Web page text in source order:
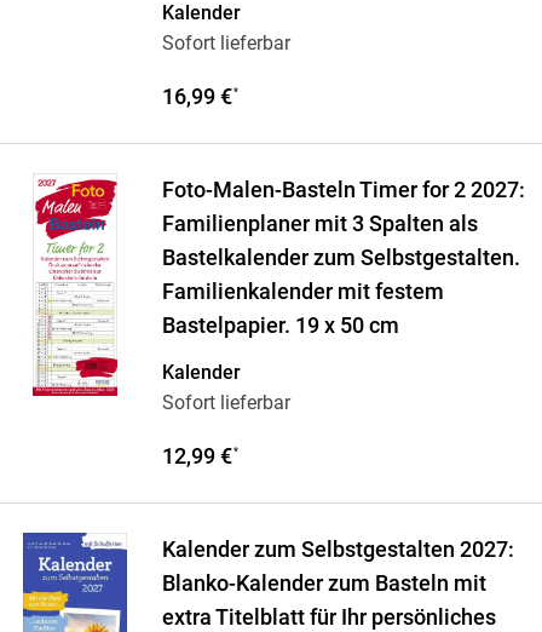
Kalender
Sofort lieferbar
16,99 €*
Foto-Malen-Basteln Timer for 2 2027:
Familienplaner mit 3 Spalten als
Bastelkalender zum Selbstgestalten.
Familienkalender mit festem
Bastelpapier. 19 x 50 cm
Kalender
Sofort lieferbar
12,99 €*
Kalender zum Selbstgestalten 2027:
Blanko-Kalender zum Basteln mit
extra Titelblatt für Ihr persönliches